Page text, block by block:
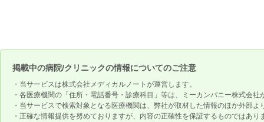
掲載中の病院/クリニックの情報についてのご注意
・当サービスは株式会社メディカルノートが運営します。
・各医療機関の「住所・電話番号・診療科目」等は、ミーカンパニー株式会
・当サービスで検索対象となる医療機関は、弊社が取材した情報のほか外部
・正確な情報提供を努めておりますが、内容の正確性を保証するものではあり